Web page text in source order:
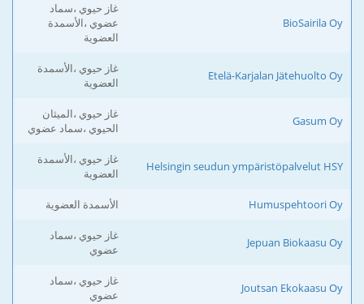
BioSairila Oy
غاز حيوي ،سماد
عضوي ،الأسمدة
العضوية
Etelä-Karjalan Jätehuolto Oy
غاز حيوي ،الأسمدة
العضوية
Gasum Oy
غاز حيوي ،الميثان
الحيوي ،سماد عضوي
Helsingin seudun ympäristöpalvelut HSY
غاز حيوي ،الأسمدة
العضوية
Humuspehtoori Oy الأسمدة العضوية
Jepuan Biokaasu Oy
غاز حيوي ،سماد
عضوي
Joutsan Ekokaasu Oy
غاز حيوي ،سماد
عضوي